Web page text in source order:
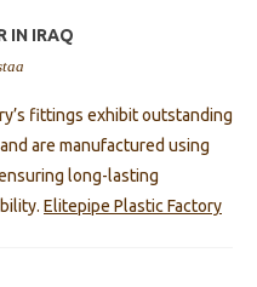
IN IRAQ
fittings exhibit outstanding
are manufactured using
long-lasting
Elitepipe Plastic Factory